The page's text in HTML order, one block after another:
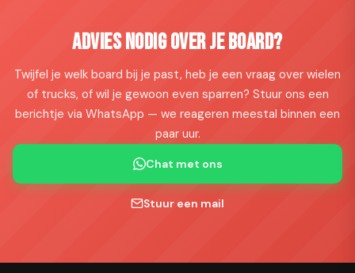
Advies nodig over je board?
Twijfel je welk board bij je past, heb je een vraag over wielen
of trucks, of wil je gewoon even sparren? Stuur ons een
berichtje via WhatsApp — we reageren meestal binnen een
paar uur.
Chat met ons
Stuur een mail